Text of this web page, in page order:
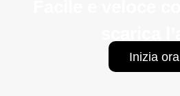
Inizia ora